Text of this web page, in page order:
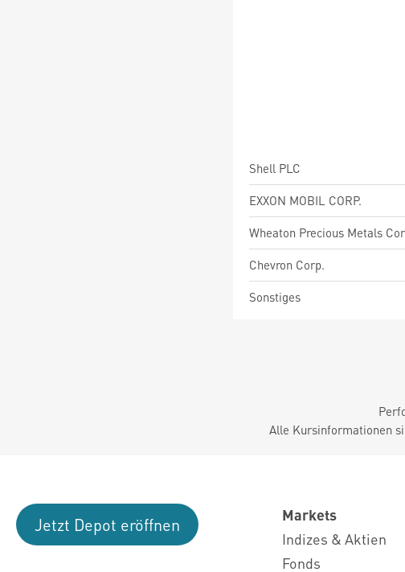
Shell PLC
EXXON MOBIL CORP.
Wheaton Precious Metals
Chevron Corp.
Sonstiges
Alle Kursinformationen
Jetzt Depot eröffnen
Markets
Indizes & Aktien
Fonds